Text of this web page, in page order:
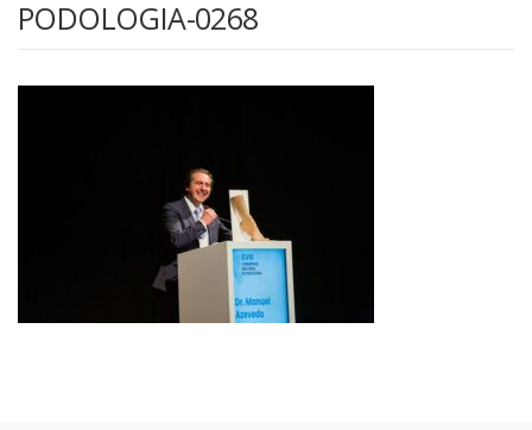
PODOLOGIA-0268